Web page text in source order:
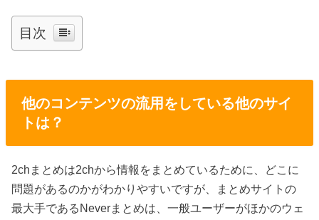
目次
他のコンテンツの流用をしている他のサイ
トは？
2chまとめは2chから情報をまとめているために、どこに
問題があるのかがわかりやすいですが、まとめサイトの
最大手であるNeverまとめは、一般ユーザーがほかのウェ